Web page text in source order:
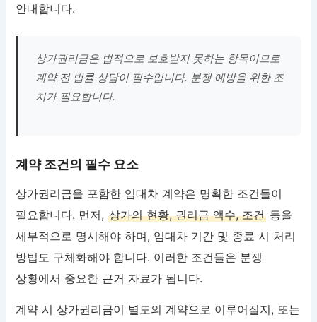
안내합니다.
상가권리금은 법적으로 보호받지 못하는 항목이므로
계약 전 법률 상담이 필수입니다. 분쟁 예방을 위한 조
치가 필요합니다.
계약 조건의 필수 요소
상가권리금을 포함한 임대차 계약은 명확한 조건들이
필요합니다. 먼저,상가의 현황, 권리금 액수, 조건 등을
세부적으로 명시해야 하며, 임대차 기간 및 종료 시 처리
방법도 구체화해야 합니다. 이러한 조건들은 분쟁
상황에서 중요한 근거 자료가 됩니다.
계약 시 상가권리금이 별도의 계약으로 이루어질지, 또는